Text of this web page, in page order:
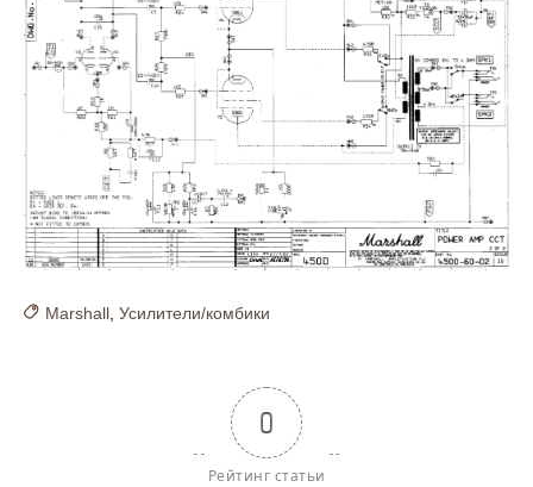
Marshall Усилители/комбики
0
Рейтинг статьи